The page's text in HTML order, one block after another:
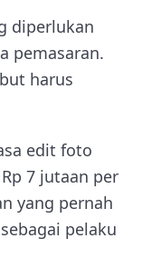
diperlukan
pemasaran.
harus
edit foto
7 jutaan per
yang pernah
pelaku